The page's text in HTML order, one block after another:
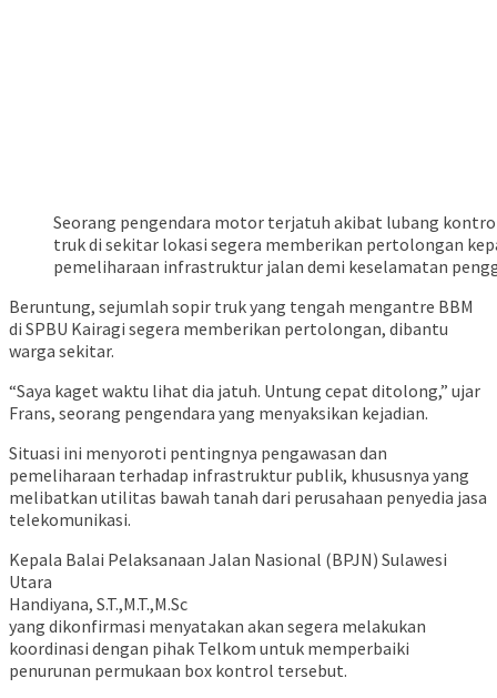
Seorang pengendara motor terjatuh akibat lubang
truk di sekitar lokasi segera memberikan pertolongan
pemeliharaan infrastruktur jalan demi keselamatan
Beruntung, sejumlah sopir truk yang tengah mengantre BBM
di SPBU Kairagi segera memberikan pertolongan, dibantu
warga sekitar.
“Saya kaget waktu lihat dia jatuh. Untung cepat ditolong,” ujar
Frans, seorang pengendara yang menyaksikan kejadian.
Situasi ini menyoroti pentingnya pengawasan dan
pemeliharaan terhadap infrastruktur publik, khususnya yang
melibatkan utilitas bawah tanah dari perusahaan penyedia jasa
telekomunikasi.
Kepala Balai Pelaksanaan Jalan Nasional (BPJN) Sulawesi
Utara
Handiyana, S.T.,M.T.,M.Sc
yang dikonfirmasi menyatakan akan segera melakukan
koordinasi dengan pihak Telkom untuk memperbaiki
penurunan permukaan box kontrol tersebut.